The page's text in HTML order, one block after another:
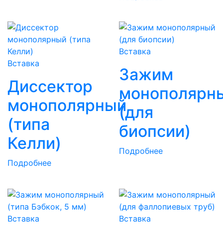
Вставка
Диссектор
монополярный
(типа
Келли)
Подробнее
Вставка
Зажим
(для
биопсии)
Подробнее
Вставка Вставка